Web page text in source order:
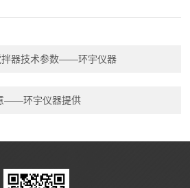
拌器技术参数——环宇仪器
——环宇仪器提供